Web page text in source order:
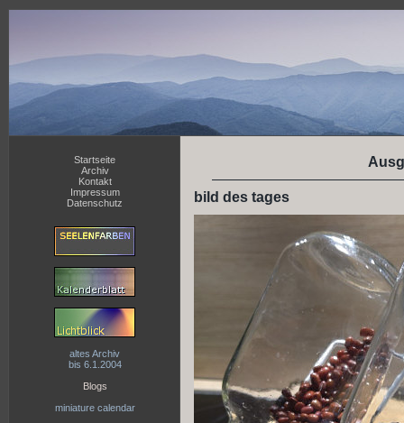
Startseite
Archiv
Kontakt
Impressum
Datenschutz
altes Archiv
bis 6.1.2004
Blogs
miniature calendar
bild des tages